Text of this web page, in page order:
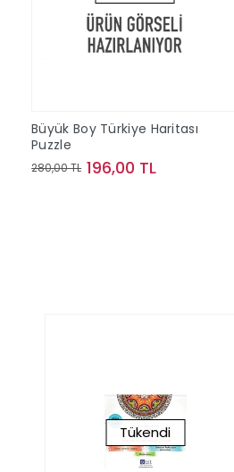
Büyük Boy Türkiye Haritası
Puzzle
280,00 TL 196,00 TL
Tükendi